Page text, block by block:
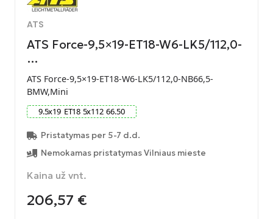
ATS
ATS Force-9,5×19-ET18-W6-LK5/112,0-
…
ATS Force-9,5×19-ET18-W6-LK5/112,0-NB66,5-
BMW,Mini
9.5x19 ET18 5x112 66.50
Pristatymas per 5-7 d.d.
Nemokamas pristatymas Vilniaus mieste
Kaina už vnt.
206,57 €